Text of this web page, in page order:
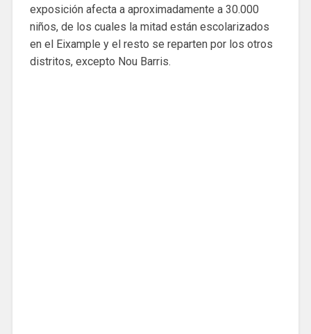
exposición afecta a aproximadamente a 30.000
niños, de los cuales la mitad están escolarizados
en el Eixample y el resto se reparten por los otros
distritos, excepto Nou Barris.